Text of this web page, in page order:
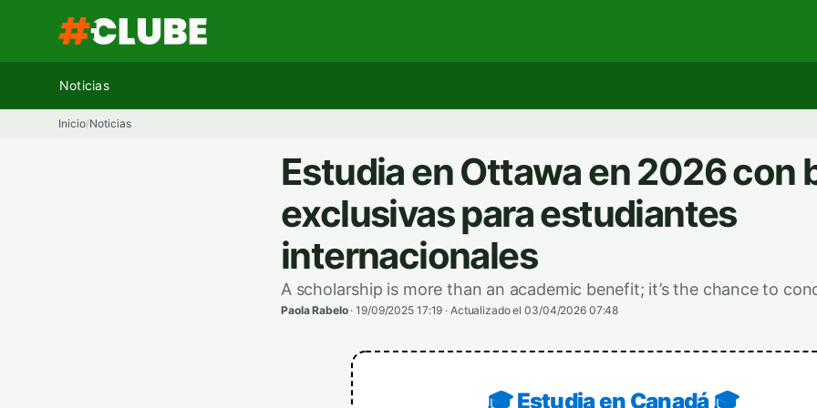
contenido
Noticias
Inicio/Noticias
Estudia en Ottawa en 2026 con
exclusivas para estudiantes
internacionales
A scholarship is more than an academic benefit; it’s the chance to
Paola Rabelo·19/09/2025 17:19 · Actualizado el 03/04/2026 07:48
🎓 Estudia en Canadá 🎓